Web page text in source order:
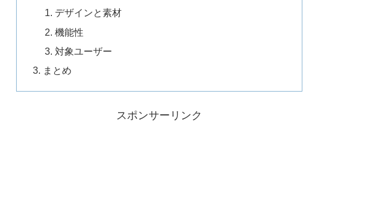
デザインと素材
機能性
対象ユーザー
まとめ
スポンサーリンク